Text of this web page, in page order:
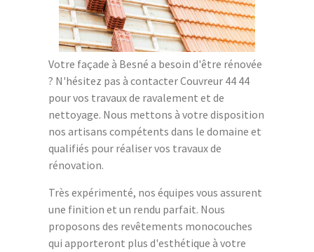
Votre façade à Besné a besoin d'être rénovée
? N'hésitez pas à contacter Couvreur 44 44
pour vos travaux de ravalement et de
nettoyage. Nous mettons à votre disposition
nos artisans compétents dans le domaine et
qualifiés pour réaliser vos travaux de
rénovation.
Très expérimenté, nos équipes vous assurent
une finition et un rendu parfait. Nous
proposons des revêtements monocouches
qui apporteront plus d'esthétique à votre